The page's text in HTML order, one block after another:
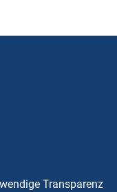
Transparenz